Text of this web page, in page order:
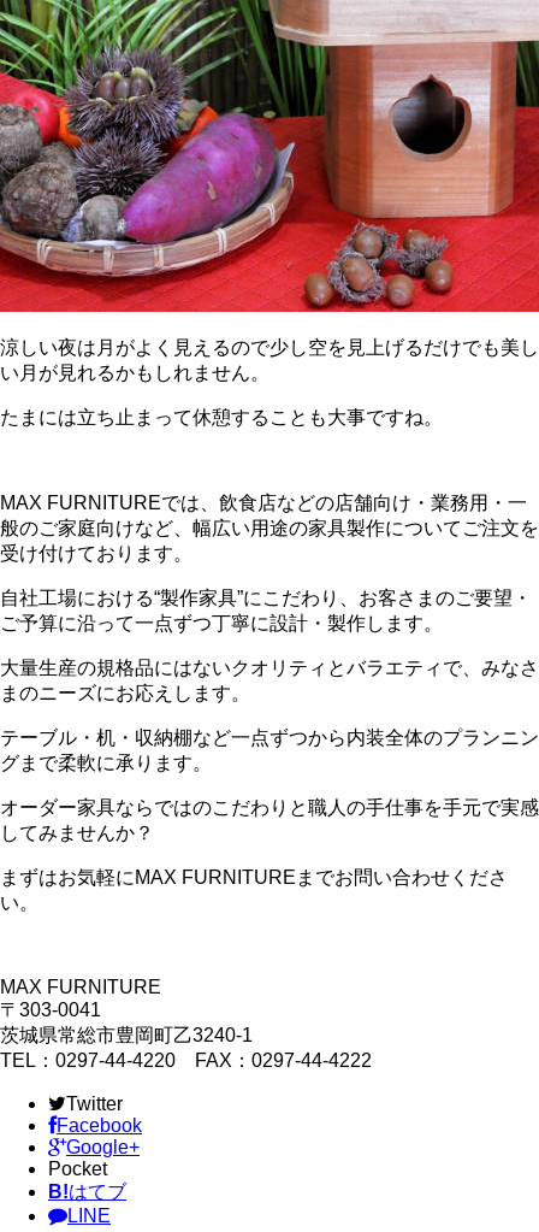
涼しい夜は月がよく見えるので少し空を見上げるだけでも美し
い月が見れるかもしれません。
たまには立ち止まって休憩することも大事ですね。
MAX FURNITUREでは、飲食店などの店舗向け・業務用・一
般のご家庭向けなど、幅広い用途の家具製作についてご注文を
受け付けております。
自社工場における“製作家具”にこだわり、お客さまのご要望・
ご予算に沿って一点ずつ丁寧に設計・製作します。
大量生産の規格品にはないクオリティとバラエティで、みなさ
まのニーズにお応えします。
テーブル・机・収納棚など一点ずつから内装全体のプランニン
グまで柔軟に承ります。
オーダー家具ならではのこだわりと職人の手仕事を手元で実感
してみませんか？
まずはお気軽にMAX FURNITUREまでお問い合わせくださ
い。
MAX FURNITURE
〒303-0041
茨城県常総市豊岡町乙3240-1
TEL：0297-44-4220 FAX：0297-44-4222
Twitter
Facebook
Google+
Pocket
B!はてブ
LINE